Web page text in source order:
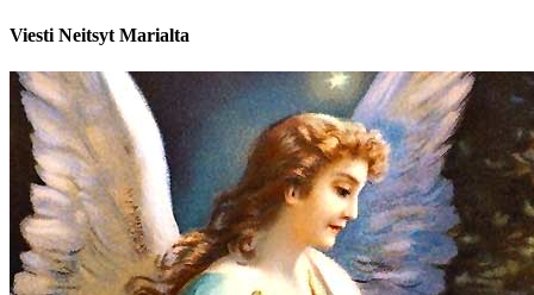
Viesti Neitsyt Marialta